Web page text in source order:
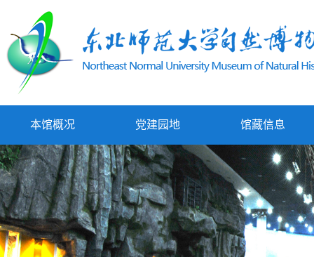
本馆概况 党建园地 馆藏信息